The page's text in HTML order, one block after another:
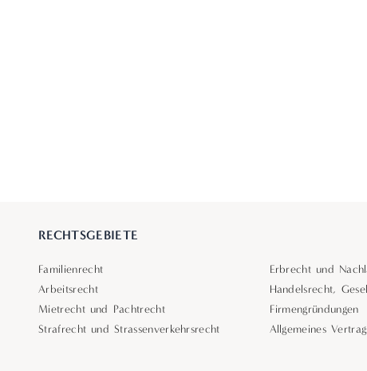
RECHTSGEBIETE
Familienrecht
Arbeitsrecht
Mietrecht und Pachtrecht
Strafrecht und Strassenverkehrsrecht
Erbrecht und
Handelsrecht,
Firmengründungen
Allgemeines